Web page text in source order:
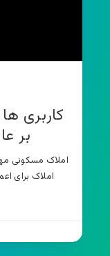
کاربری‌
بر
املاک مسکونی
املاک برای